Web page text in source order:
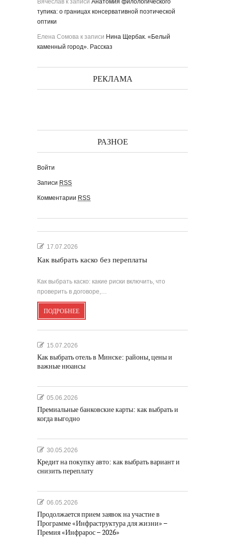
Вячеслав к записи Анатомия филологического
тупика: о границах консервативной поэтической
оптики
Елена Сомова к записи Нина Щербак. «Белый
каменный город». Рассказ
РЕКЛАМА
РАЗНОЕ
Войти
Записи RSS
Комментарии RSS
17.07.2026
Как выбрать каско без переплаты
Как выбрать каско: какие риски включить, что
проверить в договоре,…
ПОДРОБНЕЕ
15.07.2026
Как выбрать отель в Минске: районы, цены и
важные нюансы
05.06.2026
Премиальные банковские карты: как выбрать и
когда выгодно
30.05.2026
Кредит на покупку авто: как выбрать вариант и
снизить переплату
06.05.2026
Продолжается прием заявок на участие в
Программе «Инфраструктура для жизни» –
Премия «Инфрарос – 2026»